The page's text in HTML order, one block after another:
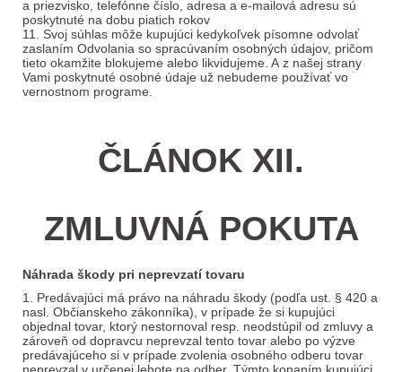
a priezvisko, telefónne číslo, adresa a e-mailová adresu sú
poskytnuté na dobu piatich rokov
11. Svoj súhlas môže kupujúci kedykoľvek písomne odvolať
zaslaním Odvolania so spracúvaním osobných údajov, pričom
tieto okamžite blokujeme alebo likvidujeme. A z našej strany
Vami poskytnuté osobné údaje už nebudeme používať vo
vernostnom programe.
ČLÁNOK XII.
ZMLUVNÁ POKUTA
Náhrada škody pri neprevzatí tovaru
1. Predávajúci má právo na náhradu škody (podľa ust. § 420 a
nasl. Občianskeho zákonníka), v prípade že si kupujúci
objednal tovar, ktorý nestornoval resp. neodstúpil od zmluvy a
zároveň od dopravcu neprevzal tento tovar alebo po výzve
predávajúceho si v prípade zvolenia osobného odberu tovar